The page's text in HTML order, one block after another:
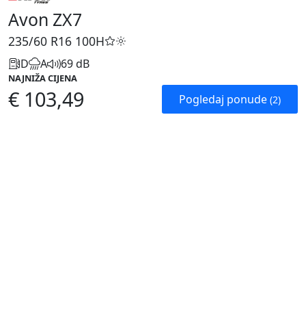
Avon ZX7
235/60 R16 100H
D A 69 dB
NAJNIŽA CIJENA
€ 103,49 Pogledaj ponude (2)